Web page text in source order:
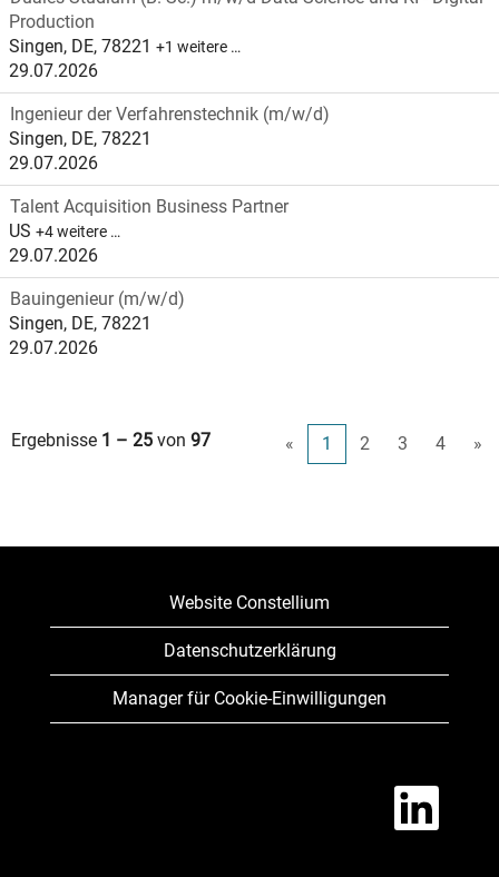
Production
Singen, DE, 78221 +1 weitere …
29.07.2026
Ingenieur der Verfahrenstechnik (m/w/d)
Singen, DE, 78221
29.07.2026
Talent Acquisition Business Partner
US +4 weitere …
29.07.2026
Bauingenieur (m/w/d)
Singen, DE, 78221
29.07.2026
Ergebnisse 1 – 25 von 97 « 1 2 3 4 »
Website Constellium
Datenschutzerklärung
Manager für Cookie-Einwilligungen
W